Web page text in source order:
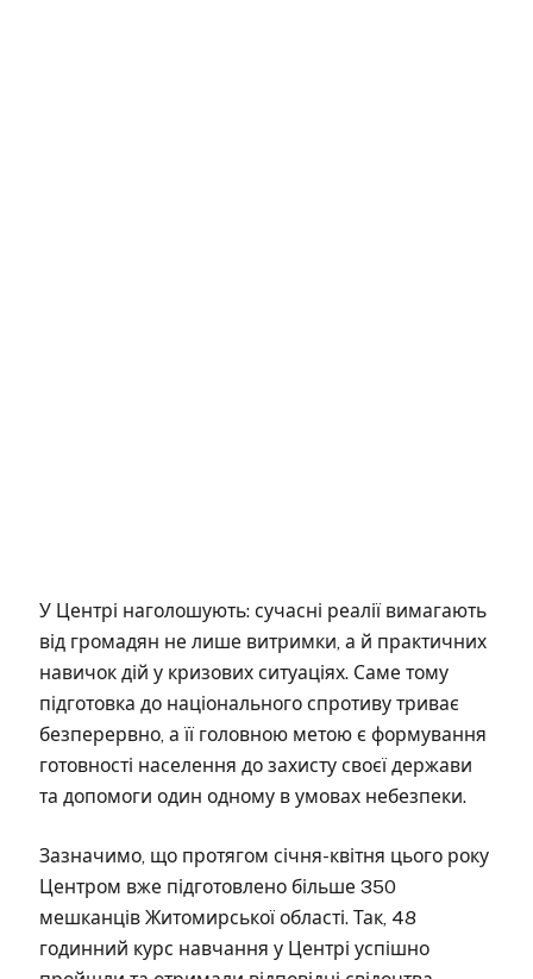
У Центрі наголошують: сучасні реалії вимагають
від громадян не лише витримки, а й практичних
навичок дій у кризових ситуаціях. Саме тому
підготовка до національного спротиву триває
безперервно, а її головною метою є формування
готовності населення до захисту своєї держави
та допомоги один одному в умовах небезпеки.
Зазначимо, що протягом січня-квітня цього року
Центром вже підготовлено більше 350
мешканців Житомирської області. Так, 48
годинний курс навчання у Центрі успішно